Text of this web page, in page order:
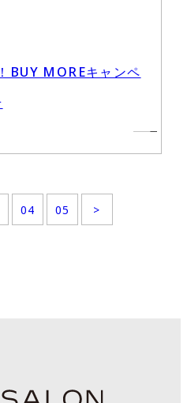
BUY MOREキャンペ
04 05 >